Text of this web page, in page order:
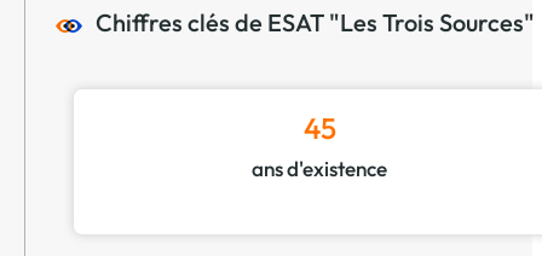
Chiffres clés de ESAT "Les Trois Sources"
45
ans d'existence